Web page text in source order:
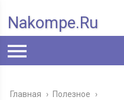
Nakompe.ru
Главная › Полезное ›